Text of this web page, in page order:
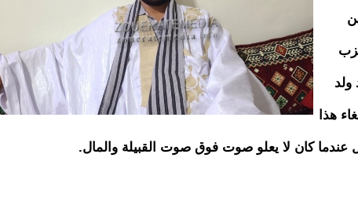
ولد
هذا
عندما كان لا يعلو صوت فوق صوت القبيلة والمال.